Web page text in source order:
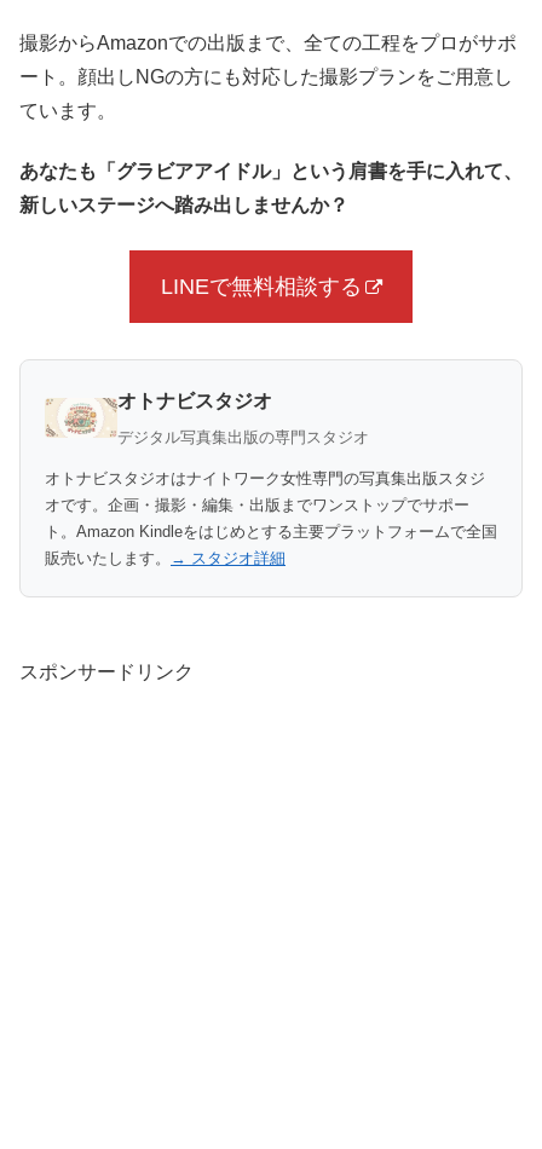
撮影からAmazonでの出版まで、全ての工程をプロがサポ
ート。顔出しNGの方にも対応した撮影プランをご用意し
ています。
あなたも「グラビアアイドル」という肩書を手に入れて、
新しいステージへ踏み出しませんか？
LINEで無料相談する
オトナビスタジオ
デジタル写真集出版の専門スタジオ
オトナビスタジオはナイトワーク女性専門の写真集出版スタジ
オです。企画・撮影・編集・出版までワンストップでサポー
ト。Amazon Kindleをはじめとする主要プラットフォームで全国
販売いたします。
→ スタジオ詳細
スポンサードリンク